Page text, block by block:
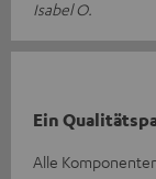
Isabel O.
Ein
Alle